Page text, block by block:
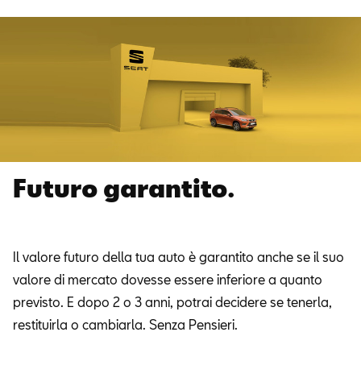
Futuro garantito.
Il valore futuro della tua auto è garantito anche se il suo
valore di mercato dovesse essere inferiore a quanto
previsto. E dopo 2 o 3 anni, potrai decidere se tenerla,
restituirla o cambiarla. Senza Pensieri.